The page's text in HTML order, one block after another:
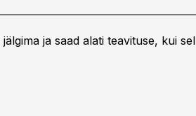
ja saad alati teavituse, kui sel